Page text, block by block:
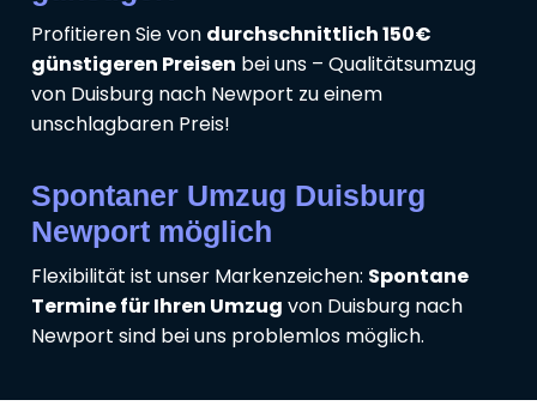
Profitieren Sie von durchschnittlich 150€
günstigeren Preisen bei uns – Qualitätsumzug
von Duisburg nach Newport zu einem
unschlagbaren Preis!
Spontaner Umzug Duisburg
Newport möglich
Flexibilität ist unser Markenzeichen: Spontane
Termine für Ihren Umzug von Duisburg nach
Newport sind bei uns problemlos möglich.